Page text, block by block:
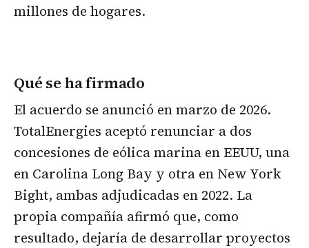
millones de hogares.
Qué se ha firmado
El acuerdo se anunció en marzo de 2026.
TotalEnergies aceptó renunciar a dos
concesiones de eólica marina en EEUU, una
en Carolina Long Bay y otra en New York
Bight, ambas adjudicadas en 2022. La
propia compañía afirmó que, como
resultado, dejaría de desarrollar proyectos